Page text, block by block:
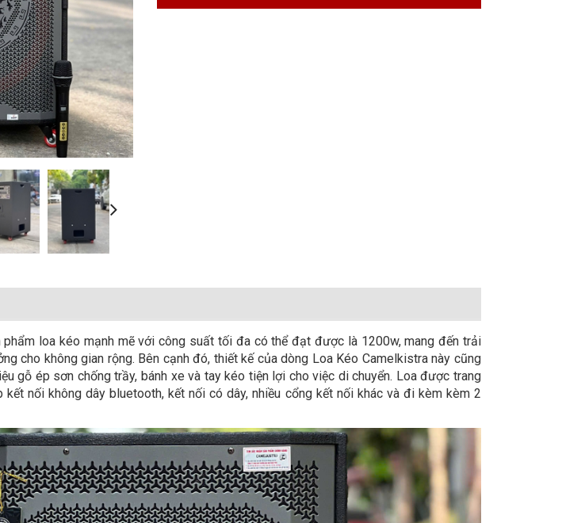
phẩm loa kéo mạnh mẽ với công suất tối đa có thể đạt được là 1200w, mang đến trải
cho không gian rộng. Bên cạnh đó, thiết kế của dòng Loa Kéo Camelkistra này cũng
gỗ ép sơn chống trầy, bánh xe và tay kéo tiện lợi cho việc di chuyển. Loa được trang
nối không dây bluetooth, kết nối có dây, nhiều cổng kết nối khác và đi kèm kèm 2